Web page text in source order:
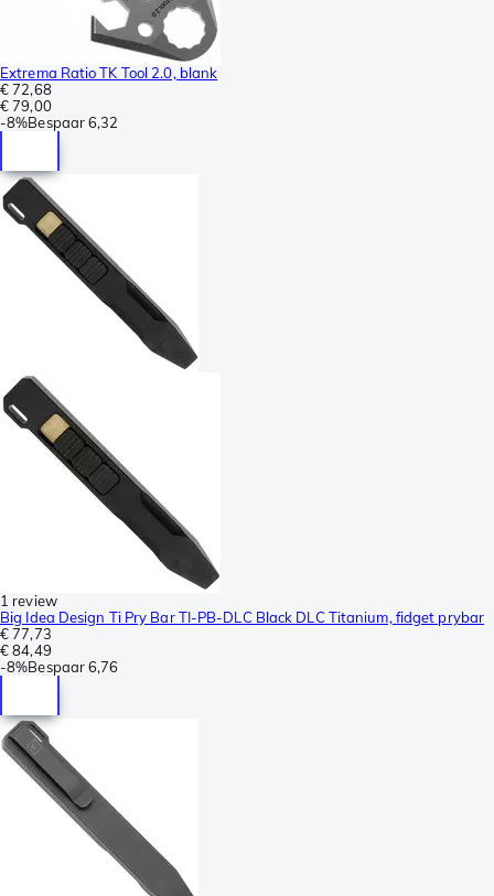
Extrema Ratio TK Tool 2.0, blank
€ 72,68
€ 79,00
-8%Bespaar6,32
1 review
Big Idea Design Ti Pry Bar TI-PB-DLC Black DLC Titanium, fidget prybar
€ 77,73
€ 84,49
-8%Bespaar6,76